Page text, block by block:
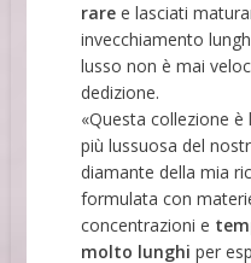
rare e lasciati
invecchiamento
lusso non è mai
dedizione.
«Questa collezione è
più lussuosa del
diamante della mia
formulata con
concentrazioni e
molto lunghi per